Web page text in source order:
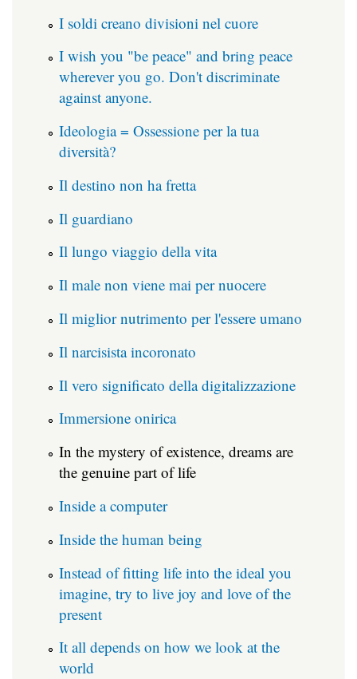
I soldi creano divisioni nel cuore
I wish you "be peace" and bring peace
wherever you go. Don't discriminate
against anyone.
Ideologia = Ossessione per la tua
diversità?
Il destino non ha fretta
Il guardiano
Il lungo viaggio della vita
Il male non viene mai per nuocere
Il miglior nutrimento per l'essere umano
Il narcisista incoronato
Il vero significato della digitalizzazione
Immersione onirica
In the mystery of existence, dreams are
the genuine part of life
Inside a computer
Inside the human being
Instead of fitting life into the ideal you
imagine, try to live joy and love of the
present
It all depends on how we look at the
world